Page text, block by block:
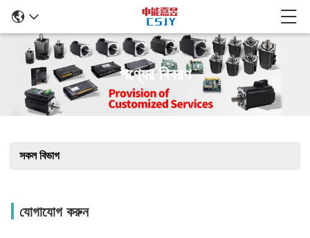
পণ্যের বিবরণ
সকল বিভাগ
যোগাযোগ করুন